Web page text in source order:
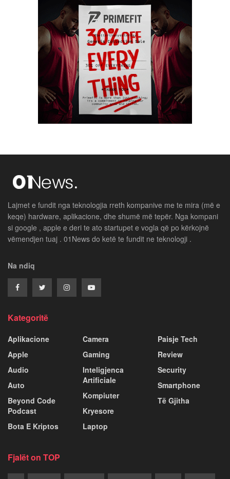
Lajmet e fundit nga teknologjia rreth kompanive me te mira (më e
keqe) hardware, aplikacione, dhe shumë më tepër. Nga kompani
si google , apple e deri te ato startupet e vogla që po kërkojnë
vëmendjen tuaj . 01News do ketë te fundit ne teknologji .
Na ndiq
Kategoritë
Aplikacione
Apple
Audio
Auto
Beyond Code
Podcast
Bota E Kriptos
Camera
Gaming
Inteligjenca
Artificiale
Kompiuter
Kryesore
Laptop
Paisje Tech
Review
Security
Smartphone
Të Gjitha
Fjalët on TOP